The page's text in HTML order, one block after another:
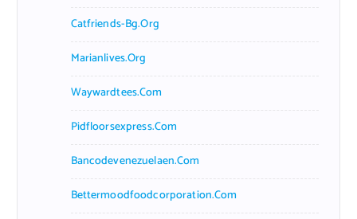
Catfriends-Bg.org
Marianlives.org
Waywardtees.com
Pidfloorsexpress.com
Bancodevenezuelaen.com
Bettermoodfoodcorporation.com